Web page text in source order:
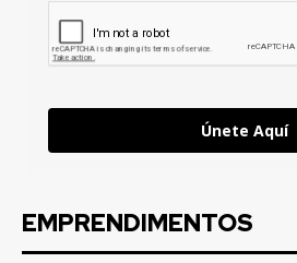
Únete Aquí
EMPRENDIMENTOS